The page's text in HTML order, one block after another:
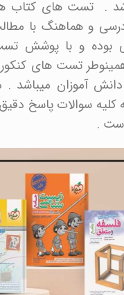
. تست های کتاب
و هماهنگ با
بوده و با پوشش
تست های
آموزان میباشد
سوالات پاسخ دقیق
.